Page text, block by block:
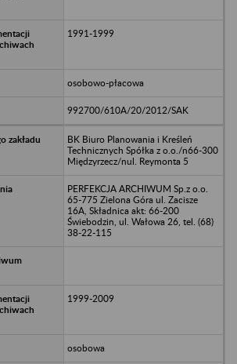
1991-1999
osobowo-płacowa
992700/610A/20/2012/SAK
BK Biuro Planowania i Kreśleń
Technicznych Spółka z o.o./n66-300
Międzyrzecz/nul. Reymonta 5
PERFEKCJA ARCHIWUM Sp.z o.o.
65-775 Zielona Góra ul. Zacisze
16A, Składnica akt: 66-200
Świebodzin, ul. Wałowa 26, tel. (68)
38-22-115
1999-2009
osobowa